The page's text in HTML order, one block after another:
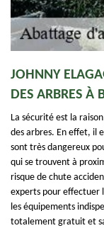
JOHNNY
DES ARBRES À
La sécurité est la
des arbres. En effet, il
sont très dangereux
qui se trouvent à
risque de chute
experts pour effectuer
les équipements
totalement gratuit et